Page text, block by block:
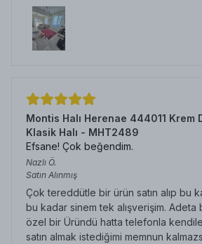
Montis Halı Herenae 444011 Krem
Klasik Halı - MHT2489
Efsane! Çok beğendim.
Nazlı Ö.
Satın Alınmış
Çok tereddütle bir ürün satın alıp bu
bu kadar sinem tek alışverişim. Adeta
özel bir Üründü hatta telefonla
satın almak istediğimi memnun